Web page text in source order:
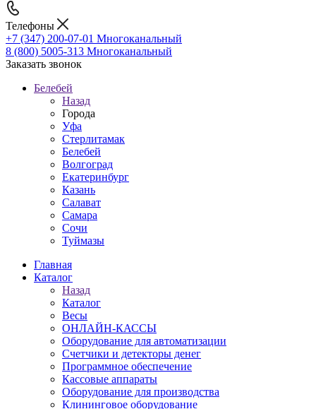
Телефоны
+7 (347) 200-07-01 Многоканальный
8 (800) 5005-313 Многоканальный
Заказать звонок
Белебей
Назад
Города
Уфа
Стерлитамак
Белебей
Волгоград
Екатеринбург
Казань
Салават
Самара
Сочи
Туймазы
Главная
Каталог
Назад
Каталог
Весы
ОНЛАЙН-КАССЫ
Оборудование для автоматизации
Счетчики и детекторы денег
Программное обеспечение
Кассовые аппараты
Оборудование для производства
Клининговое оборудование